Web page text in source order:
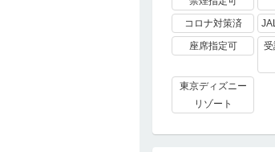
コロナ対策済
座席指定可
東京ディズニー
リゾート